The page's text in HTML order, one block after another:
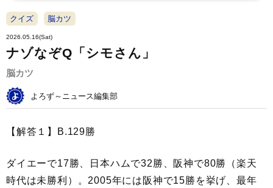
クイズ 脳カツ
2026.05.16(Sat)
ナゾなぞQ「シモさん」
脳カツ
よろず～ニュース編集部
【解答１】B.129勝
ダイエーで17勝、日本ハムで32勝、阪神で80勝（楽天
時代は未勝利）。2005年には阪神で15勝を挙げ、最年